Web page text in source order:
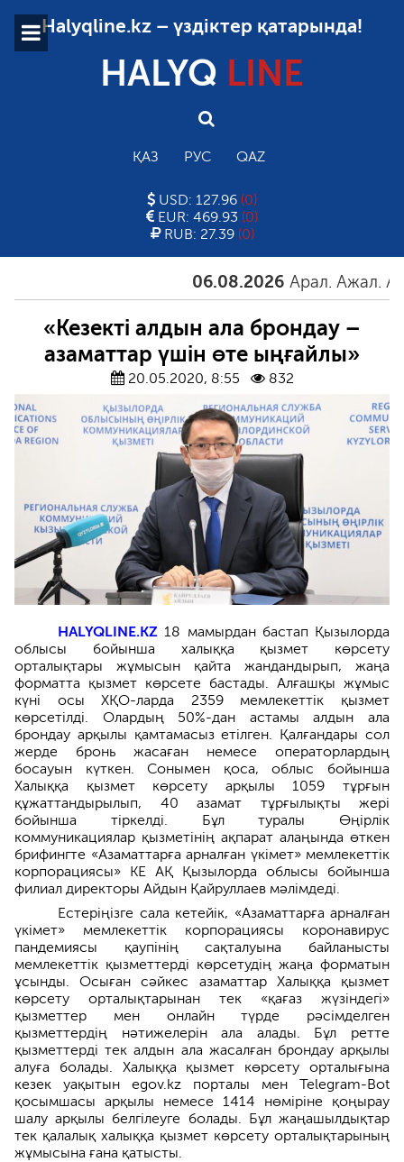
Halyqline.kz – үздіктер қатарында!
HALYQ LINE
ҚАЗ РУС QAZ
USD: 127.96 (0)
EUR: 469.93 (0)
RUB: 27.39 (0)
06.08.2026 Арал. Ажал. Айғақ
«Кезекті алдын ала брондау –
азаматтар үшін өте ыңғайлы»
20.05.2020, 8:55 832
HALYQLINE.KZ 18 мамырдан бастап Қызылорда
облысы бойынша халыққа қызмет көрсету
орталықтары жұмысын қайта жандандырып, жаңа
форматта қызмет көрсете бастады. Алғашқы жұмыс
күні осы ХҚО-ларда 2359 мемлекеттік қызмет
көрсетілді. Олардың 50%-дан астамы алдын ала
брондау арқылы қамтамасыз етілген. Қалғандары сол
жерде бронь жасаған немесе операторлардың
босауын күткен. Сонымен қоса, облыс бойынша
Халыққа қызмет көрсету арқылы 1059 тұрғын
құжаттандырылып, 40 азамат тұрғылықты жері
бойынша тіркелді. Бұл туралы Өңірлік
коммуникациялар қызметінің ақпарат алаңында өткен
брифингте «Азаматтарға арналған үкімет» мемлекеттік
корпорациясы» КЕ АҚ Қызылорда облысы бойынша
филиал директоры Айдын Қайруллаев мәлімдеді.
Естеріңізге сала кетейік, «Азаматтарға арналған
үкімет» мемлекеттік корпорациясы коронавирус
пандемиясы қаупінің сақталуына байланысты
мемлекеттік қызметтерді көрсетудің жаңа форматын
ұсынды. Осыған сәйкес азаматтар Халыққа қызмет
көрсету орталықтарынан тек «қағаз жүзіндегі»
қызметтер мен онлайн түрде рәсімделген
қызметтердің нәтижелерін ала алады. Бұл ретте
қызметтерді тек алдын ала жасалған брондау арқылы
алуға болады. Халыққа қызмет көрсету орталығына
кезек уақытын egov.kz порталы мен Telegram-Bot
қосымшасы арқылы немесе 1414 нөміріне қоңырау
шалу арқылы белгілеуге болады. Бұл жаңашылдықтар
тек қалалық халыққа қызмет көрсету орталықтарының
жұмысына ғана қатысты.